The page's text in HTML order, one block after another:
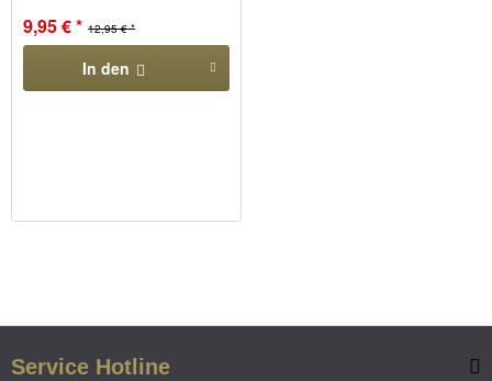
12,95 € *
9,95 € *
In den
Service Hotline